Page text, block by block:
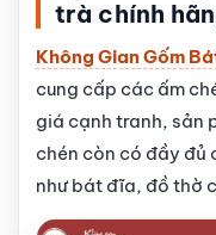
trà chính
Không Gian Gốm
cung cấp các ấm
giá cạnh tranh, sản
chén còn có đầy đủ
như bát đĩa, đồ thờ